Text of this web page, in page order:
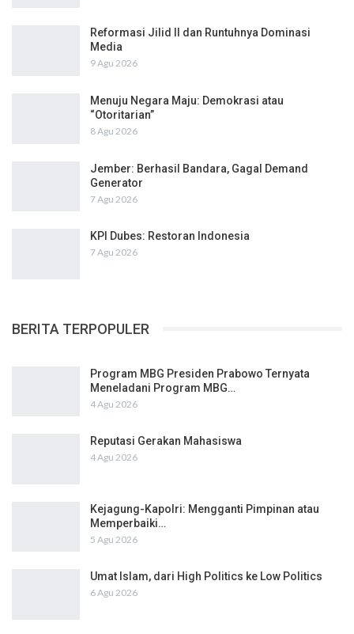
Reformasi Jilid II dan Runtuhnya Dominasi
Media
9 Agu 2026
Menuju Negara Maju: Demokrasi atau
“Otoritarian”
8 Agu 2026
Jember: Berhasil Bandara, Gagal Demand
Generator
7 Agu 2026
KPI Dubes: Restoran Indonesia
7 Agu 2026
BERITA TERPOPULER
Program MBG Presiden Prabowo Ternyata
Meneladani Program MBG…
4 Agu 2026
Reputasi Gerakan Mahasiswa
4 Agu 2026
Kejagung-Kapolri: Mengganti Pimpinan atau
Memperbaiki…
5 Agu 2026
Umat Islam, dari High Politics ke Low Politics
6 Agu 2026